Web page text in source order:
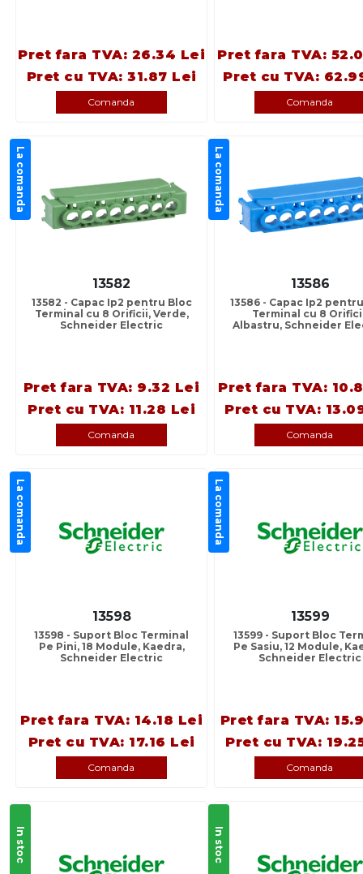
Pret fara TVA: 26.34 Lei
Pret cu TVA: 31.87 Lei
Comanda
Pret fara TVA:
Pret cu TVA:
Comanda
La comanda
13582
13582 - Capac Ip2 pentru Bloc
Terminal cu 8 Orificii, Verde,
Schneider Electric
Pret fara TVA: 9.32 Lei
Pret cu TVA: 11.28 Lei
Comanda
La comanda
13586
13586 - Capac Ip2
Terminal cu 8
Albastru, Schneider
Pret fara TVA:
Pret cu TVA:
Comanda
La comanda
13598
13598 - Suport Bloc Terminal
Pe Pini, 18 Module, Kaedra,
Schneider Electric
Pret fara TVA: 14.18 Lei
Pret cu TVA: 17.16 Lei
Comanda
La comanda
13599
13599 - Suport Bloc
Pe Sasiu, 12 Module,
Schneider Electric
Pret fara TVA:
Pret cu TVA:
Comanda
In stoc In stoc